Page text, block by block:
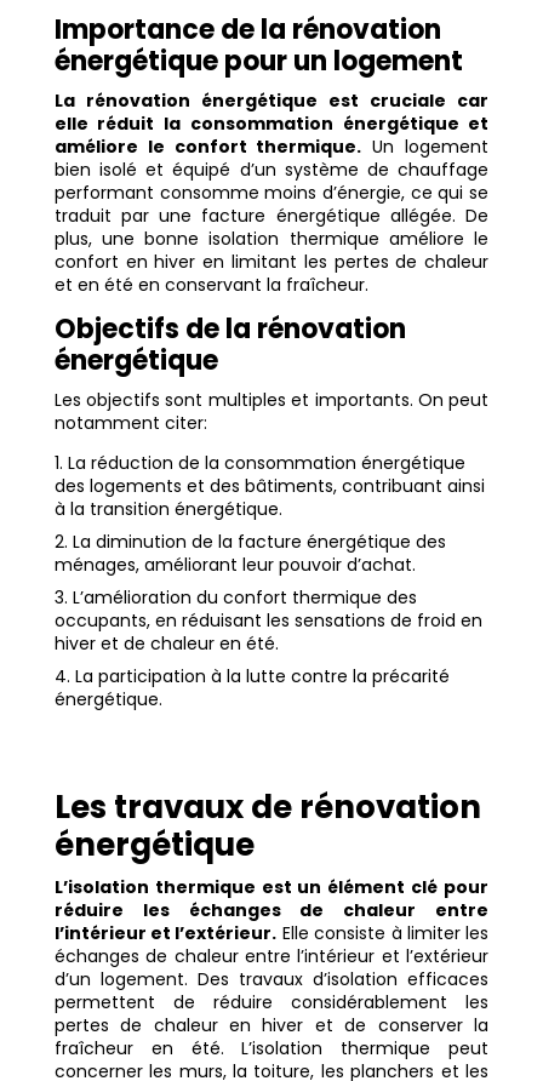
Importance de la rénovation
énergétique pour un logement
La rénovation énergétique est cruciale car
elle réduit la consommation énergétique et
améliore le confort thermique. Un logement
bien isolé et équipé d’un système de chauffage
performant consomme moins d’énergie, ce qui se
traduit par une facture énergétique allégée. De
plus, une bonne isolation thermique améliore le
confort en hiver en limitant les pertes de chaleur
et en été en conservant la fraîcheur.
Objectifs de la rénovation
énergétique
Les objectifs sont multiples et importants. On peut
notamment citer:
La réduction de la consommation énergétique
des logements et des bâtiments, contribuant ainsi
à la transition énergétique.
La diminution de la facture énergétique des
ménages, améliorant leur pouvoir d’achat.
L’amélioration du confort thermique des
occupants, en réduisant les sensations de froid en
hiver et de chaleur en été.
La participation à la lutte contre la précarité
énergétique.
Les travaux de rénovation
énergétique
L’isolation thermique est un élément clé pour
réduire les échanges de chaleur entre
l’intérieur et l’extérieur. Elle consiste à limiter les
échanges de chaleur entre l’intérieur et l’extérieur
d’un logement. Des travaux d’isolation efficaces
permettent de réduire considérablement les
pertes de chaleur en hiver et de conserver la
fraîcheur en été. L’isolation thermique peut
concerner les murs, la toiture, les planchers et les